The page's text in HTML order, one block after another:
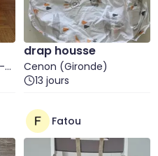
drap housse
Cenon (Gironde)
13 jours
Fatou